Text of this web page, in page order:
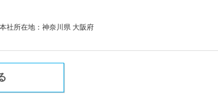
社所在地：神奈川県 大阪府